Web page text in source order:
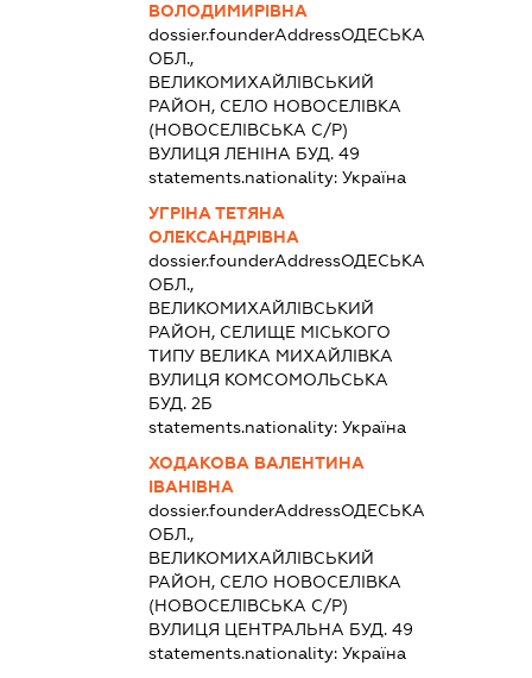
ВОЛОДИМИРІВНА
dossier.founderAddressОДЕСЬКА
ОБЛ.,
ВЕЛИКОМИХАЙЛІВСЬКИЙ
РАЙОН, СЕЛО НОВОСЕЛІВКА
(НОВОСЕЛІВСЬКА С/Р)
ВУЛИЦЯ ЛЕНІНА БУД. 49
statements.nationality:Україна
УГРІНА ТЕТЯНА
ОЛЕКСАНДРІВНА
dossier.founderAddressОДЕСЬКА
ОБЛ.,
ВЕЛИКОМИХАЙЛІВСЬКИЙ
РАЙОН, СЕЛИЩЕ МІСЬКОГО
ТИПУ ВЕЛИКА МИХАЙЛІВКА
ВУЛИЦЯ КОМСОМОЛЬСЬКА
БУД. 2Б
statements.nationality:Україна
ХОДАКОВА ВАЛЕНТИНА
ІВАНІВНА
dossier.founderAddressОДЕСЬКА
ОБЛ.,
ВЕЛИКОМИХАЙЛІВСЬКИЙ
РАЙОН, СЕЛО НОВОСЕЛІВКА
(НОВОСЕЛІВСЬКА С/Р)
ВУЛИЦЯ ЦЕНТРАЛЬНА БУД. 49
statements.nationality:Україна